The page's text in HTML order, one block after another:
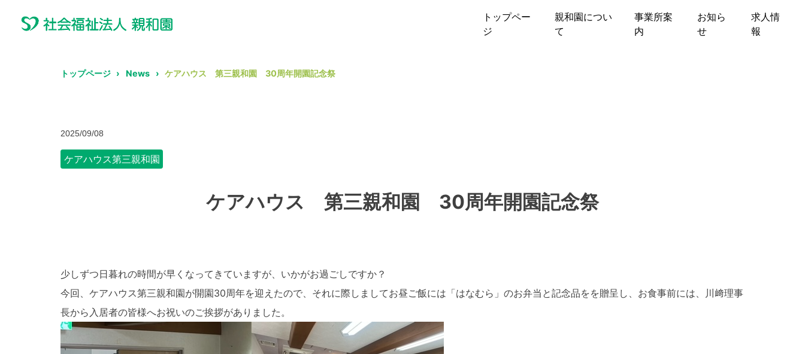
トップペー
ジ
親和園につい
て
事業所案
内
お知ら
せ
求人情
報
トップページ News ケアハウス 第三親和園 30周年開園記念祭
2025/09/08
ケアハウス第三親和園
ケアハウス 第三親和園 30周年開園記念祭
少しずつ日暮れの時間が早くなってきていますが、いかがお過ごしですか？
今回、ケアハウス第三親和園が開園30周年を迎えたので、それに際しましてお昼ご飯には「はなむら」のお弁当と記念品をを贈呈し、お食事前には、川﨑理事
長から入居者の皆様へお祝いのご挨拶がありました。